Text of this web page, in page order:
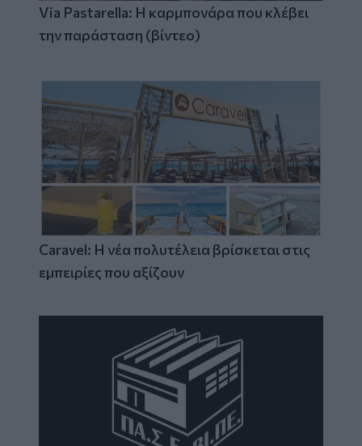
Via Pastarella: Η καρμπονάρα που κλέβει
την παράσταση (βίντεο)
Caravel: Η νέα πολυτέλεια βρίσκεται στις
εμπειρίες που αξίζουν